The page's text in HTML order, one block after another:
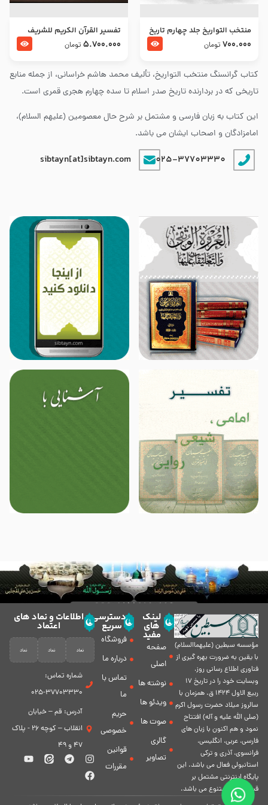
کتاب گرانسنگ منتخب التواريخ، تألیف محمد هاشم خراسانی، از جمله منابع
تاریخی که در بردارنده تاریخ صدر اسلام تا سده چهارم هجری قمری است.
این کتاب به زبان فارسی و مشتمل بر شرح حال معصومین (علیهم السلام)،
امامزادگان و اصحاب ایشان می باشد.
025-37703330
sibtayn[at]sibtayn.com
منتخب التواریخ جلد چهارم تاریخ
امام زین العابدین و امام محمد
700.000 تومان
تفسير القرآن الكريم للشريف
المرتضي قدس سرّه
5.700.000 تومان
مؤسسه سبطين (عليهماالسلام)
با يقين به ضرورت بهره گیرى از
فناورى اطلاع رسانى روز،
وبسایت خود را در تاريخ 17
ربيع الاول 1424 ق. همزمان با
سالروز ميلاد حضرت رسول اكرم
(صلی الله علیه و آله) افتتاح
نمود و هم اكنون با زبان های
فارسی، عربى، انگلیسی،
فرانسوی، آذری و ترکی
استانبولی فعال مى باشد. اين
پايگاه اينترنتى مشتمل بر
قسمت هاى متنوع مى باشد.
لینک
های
مفید
صفحه
اصلی
نوشته ها
ویدئو ها
صوت ها
گالری
تصاویر
دسترسی
سریع
فروشگاه
درباره ما
تماس با
ما
حریم
خصوصی
قوانین
مقررات
اطلاعات و نماد های
اعتماد
شماره تماس:
37703330-025
آدرس: قم – خیابان
انقلاب – کوچه 26 - پلاک
47 و 49